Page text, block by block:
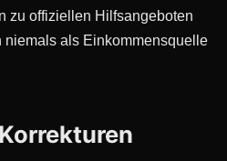
zu offiziellen Hilfsangeboten
niemals als Einkommensquelle